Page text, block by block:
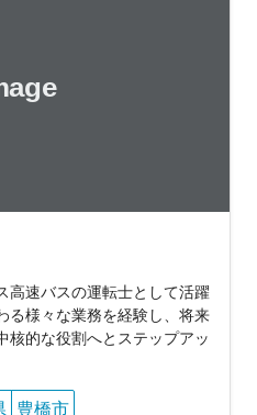
高速バスの運転士として活躍
る様々な業務を経験し、将来
核的な役割へとステップアッ
豊橋市